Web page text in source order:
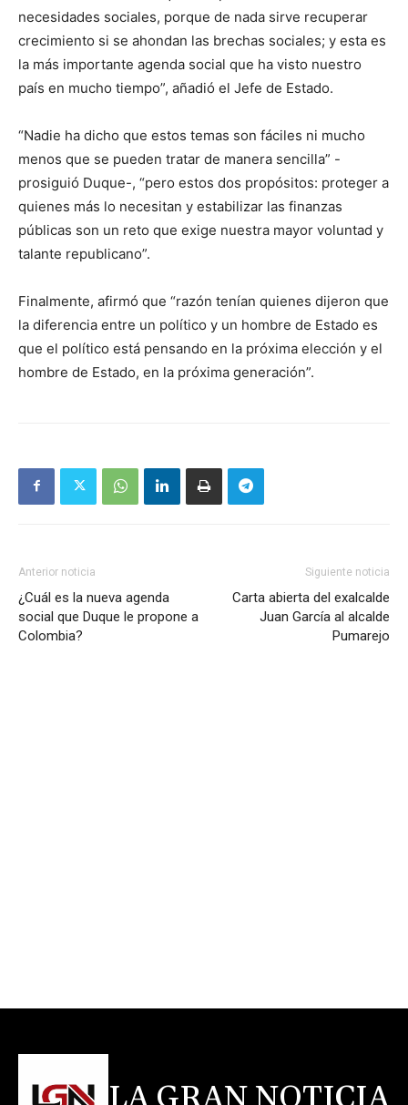
necesidades sociales, porque de nada sirve recuperar
crecimiento si se ahondan las brechas sociales; y esta es
la más importante agenda social que ha visto nuestro
país en mucho tiempo”, añadió el Jefe de Estado.
“Nadie ha dicho que estos temas son fáciles ni mucho
menos que se pueden tratar de manera sencilla” -
prosiguió Duque-, “pero estos dos propósitos: proteger a
quienes más lo necesitan y estabilizar las finanzas
públicas son un reto que exige nuestra mayor voluntad y
talante republicano”.
Finalmente, afirmó que “razón tenían quienes dijeron que
la diferencia entre un político y un hombre de Estado es
que el político está pensando en la próxima elección y el
hombre de Estado, en la próxima generación”.
Anterior noticia
¿Cuál es la nueva agenda
social que Duque le propone a
Colombia?
Siguiente noticia
Carta abierta del exalcalde
Juan García al alcalde
Pumarejo